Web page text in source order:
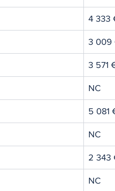
4 333
3 009
3 571
NC
5 081
NC
2 343
NC